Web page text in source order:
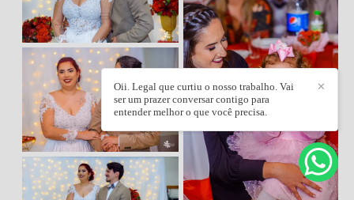
✕
Oii. Legal que curtiu o nosso trabalho. Vai
ser um prazer conversar contigo para
entender melhor o que você precisa.